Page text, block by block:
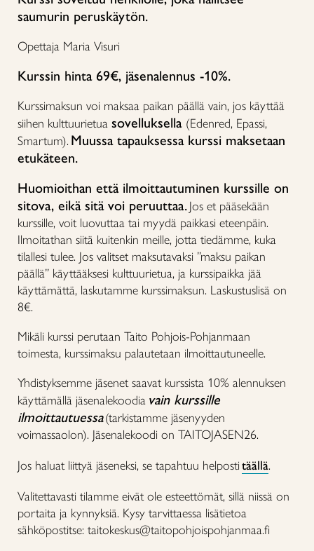
saumurin peruskäytön.
Opettaja Maria Visuri
Kurssin hinta 69€, jäsenalennus -10%.
Kurssimaksun voi maksaa paikan päällä vain, jos käyttää
siihen kulttuurietua sovelluksella (Edenred, Epassi,
Smartum). Muussa tapauksessa kurssi maksetaan
etukäteen.
Huomioithan että ilmoittautuminen kurssille on
sitova, eikä sitä voi peruuttaa.Jos et pääsekään
kurssille, voit luovuttaa tai myydä paikkasi eteenpäin.
Ilmoitathan siitä kuitenkin meille, jotta tiedämme, kuka
tilallesi tulee. Jos valitset maksutavaksi ”maksu paikan
päällä” käyttääksesi kulttuurietua, ja kurssipaikka jää
käyttämättä, laskutamme kurssimaksun. Laskustuslisä on
8€.
Mikäli kurssi perutaan Taito Pohjois-Pohjanmaan
toimesta, kurssimaksu palautetaan ilmoittautuneelle.
Yhdistyksemme jäsenet saavat kurssista 10% alennuksen
käyttämällä jäsenalekoodia vain kurssille
ilmoittautuessa(tarkistamme jäsenyyden
voimassaolon). Jäsenalekoodi on TAITOJASEN26.
Jos haluat liittyä jäseneksi, se tapahtuu helpostitäällä.
Valitettavasti tilamme eivät ole esteettömät, sillä niissä on
portaita ja kynnyksiä. Kysy tarvittaessa lisätietoa
sähköpostitse: taitokeskus@taitopohjoispohjanmaa.fi